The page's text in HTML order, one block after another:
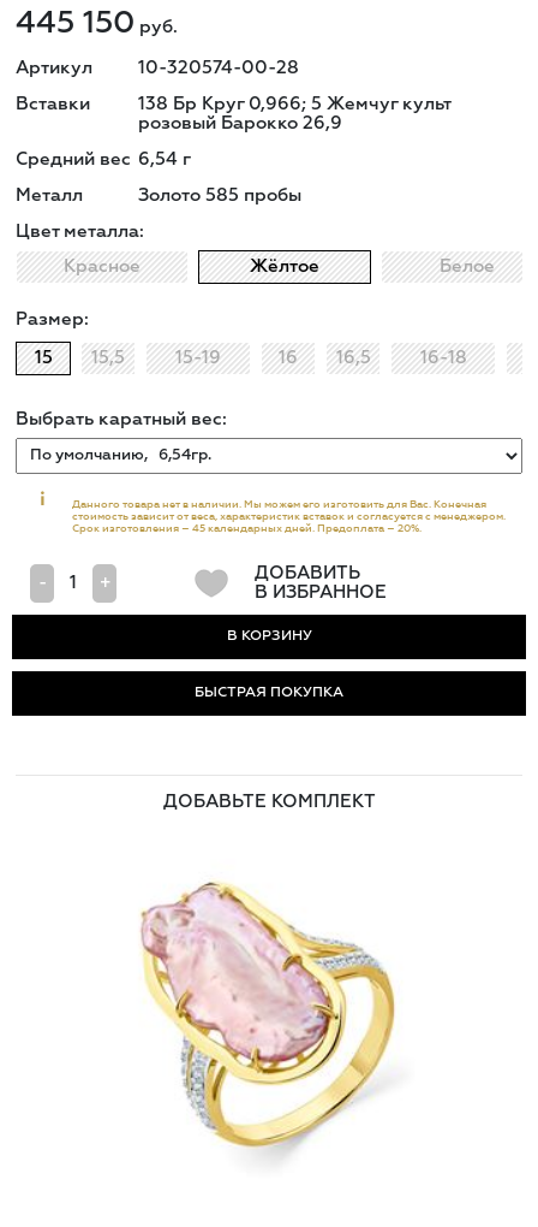
445 150 руб.
Артикул 10-320574-00-28
Вставки
138 Бр Круг 0,966; 5 Жемчуг культ
розовый Барокко 26,9
Средний вес 6,54 г
Металл Золото 585 пробы
Цвет металла:
Красное Жёлтое Белое
Размер:
15 15,5 15-19 16 16,5 16-18
Выбрать каратный вес:
i
Данного товара нет в наличии. Мы можем его изготовить для Вас. Конечная
стоимость зависит от веса, характеристик вставок и согласуется с менеджером.
Срок изготовления – 45 календарных дней. Предоплата – 20%.
- +
ДОБАВИТЬ
В ИЗБРАННОЕ
БЫСТРАЯ ПОКУПКА
ДОБАВЬТЕ КОМПЛЕКТ